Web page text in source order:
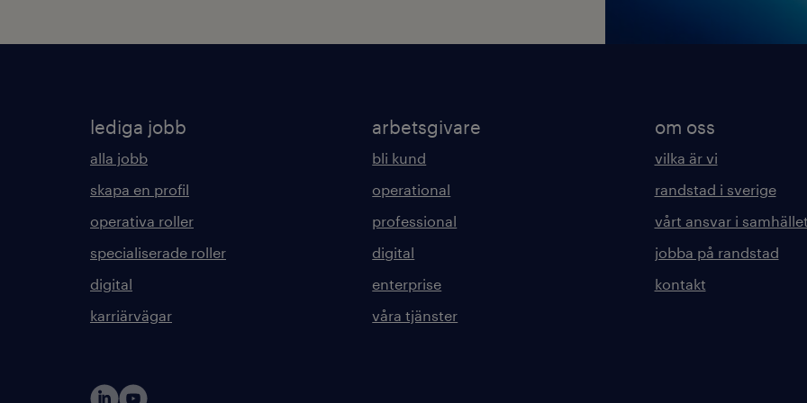
lediga jobb
alla jobb
skapa en profil
operativa roller
specialiserade roller
digital
karriärvägar
arbetsgivare
bli kund
operational
professional
digital
enterprise
våra tjänster
om oss
vilka är vi
randstad i sverige
vårt ansvar i
jobba på randstad
kontakt